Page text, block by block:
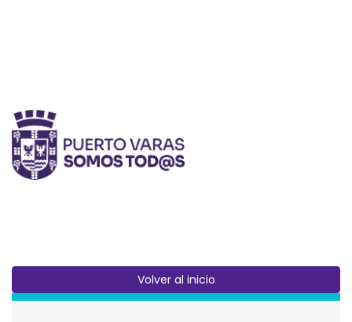
Volver al inicio